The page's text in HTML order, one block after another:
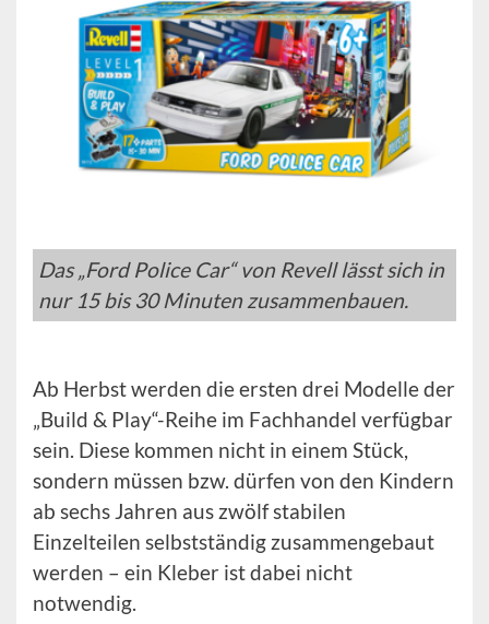
Das „Ford Police Car“ von Revell lässt sich in
nur 15 bis 30 Minuten zusammenbauen.
Ab Herbst werden die ersten drei Modelle der
„Build & Play“-Reihe im Fachhandel verfügbar
sein. Diese kommen nicht in einem Stück,
sondern müssen bzw. dürfen von den Kindern
ab sechs Jahren aus zwölf stabilen
Einzelteilen selbstständig zusammengebaut
werden – ein Kleber ist dabei nicht
notwendig.